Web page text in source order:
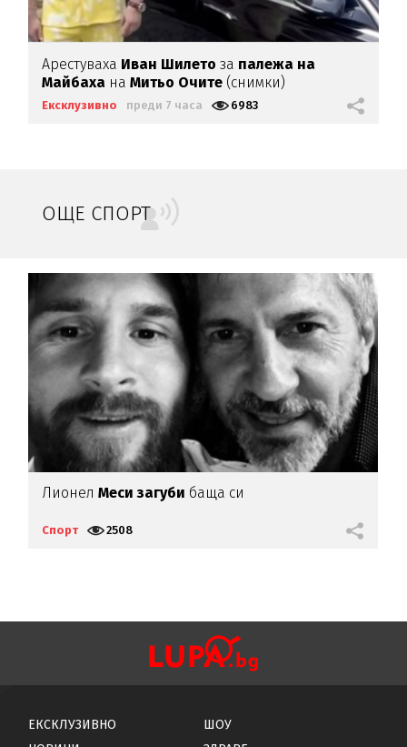
Арестуваха Иван Шилетоза палежа на
Майбаха наМитьо Очите (снимки)
Ексклузивно преди 7 часа 6983
ОЩЕ СПОРТ
Лионел Меси загуби баща си
Спорт 2508
ЕКСКЛУЗИВНО
ШОУ